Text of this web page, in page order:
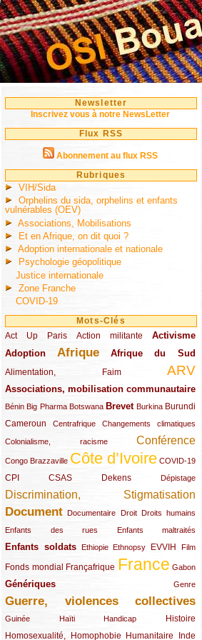
Newsletter
Inscrivez vous à notre NewsLetter
Flux RSS
Abonnement au flux RSS
Rubriques
VIH/Sida
Orphelins du sida, orphelins et enfants
vulnérables (OEV)
Associations, Mobilisations
Et en Afrique, on dit quoi ?
Adoption internationale et nationale
Psychologie géopolitique
Justice internationale
Zone Franche
COVID-19
Mots-Clés
Act Up Paris
(49/289) Action militante
(32/289) Activisme
(73/289)
Adoption
(82/289) Afrique
(161/289) Afrique du Sud
(73/289)
Alimentation, Faim
(48/289) ARV
(203/289)
Associations, mobilisation communautaire
(65/289)
Bénin
(13/289)Big Pharma
(16/289) Botswana
(9/289) Brevet
(83/289) Burkina
(18/289) Burundi
(30/289)
Cameroun
(47/289) Centrafrique
(23/289) Changements climatiques
(10/289)
Colonialisme, racisme
(19/289) Conférence
(118/289)
Congo Brazzaville
(24/289) Côte d’Ivoire
(263/289) COVID-19
(13/289)
CPI
(48/289) CSAS
(32/289) Dekens
(29/289) Dépistage
(19/289)
Discrimination, Stigmatisation
(131/289)
Document
(145/289) Documentaire
(9/289) Droit
(20/289) Droits humains
(22/289)
Enfants des rues
(21/289) Enfants maltraités
(10/289)
Enfants soldats
(68/289) Ethiopie
(12/289) Ethnopsy
(15/289) EVVIH
(55/289) Film
(22/289)
Fonds mondial
(48/289) Françafrique
(39/289) France
(289/289) Gabon
(12/289)
Génériques
(59/289) Genre
(22/289)
Guerre, violences collectives
(149/289)
Guinée
(12/289) Haïti
(15/289) Handicap
(10/289) Histoire
(49/289)
Homosexualité, Homophobie
(44/289) Humanitaire
(47/289) Inde
(34/289)